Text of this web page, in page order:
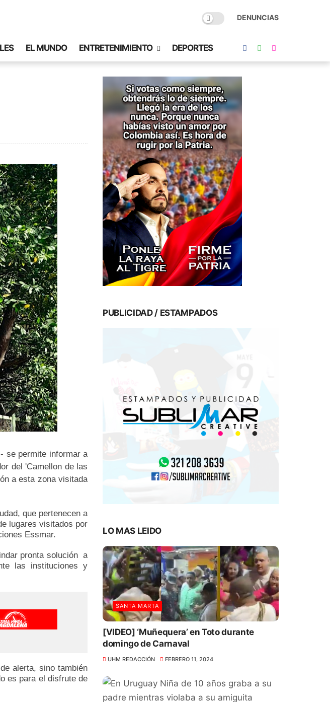
DENUNCIAS
EL MUNDO ENTRETENIMIENTO DEPORTES
se permite informar a
del 'Camellon de las
a esta zona visitada
que pertenecen a
lugares visitados por
Essmar.
pronta solución a
las instituciones y
alerta, sino también
es para el disfrute de
PUBLICIDAD / ESTAMPADOS
LO MAS LEIDO
SANTA MARTA
[VIDEO] ‘Muñequera’ en Toto durante
domingo de Carnaval
UHM REDACCIÓN FEBRERO 11, 2024